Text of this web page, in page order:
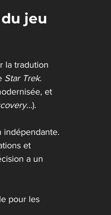
jeu
la tradution
Star Trek.
et
…).
indépendante.
et
a un
pour les